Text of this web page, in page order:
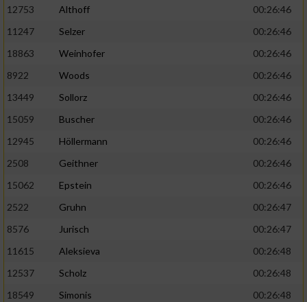
12753
Althoff
00:26:46
11247
Selzer
00:26:46
18863
Weinhofer
00:26:46
8922
Woods
00:26:46
13449
Sollorz
00:26:46
15059
Buscher
00:26:46
12945
Höllermann
00:26:46
2508
Geithner
00:26:46
15062
Epstein
00:26:46
2522
Gruhn
00:26:47
8576
Jurisch
00:26:47
11615
Aleksieva
00:26:48
12537
Scholz
00:26:48
18549
Simonis
00:26:48